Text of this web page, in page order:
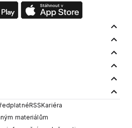
RSSKariéra
materiálům